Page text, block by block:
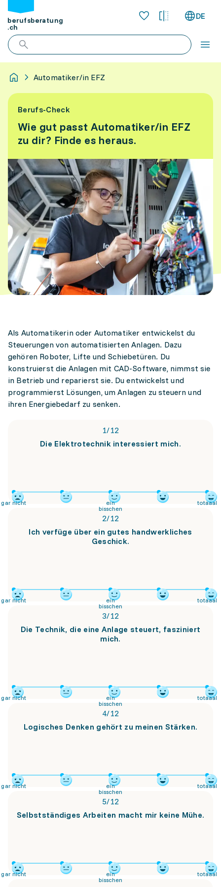
berufsberatung
.ch
DE
Automatiker/in EFZ
Berufs-Check
Wie gut passt Automatiker/in EFZ
zu dir? Finde es heraus.
Als Automatikerin oder Automatiker entwickelst du
Steuerungen von automatisierten Anlagen. Dazu
gehören Roboter, Lifte und Schiebetüren. Du
konstruierst die Anlagen mit CAD-Software, nimmst sie
in Betrieb und reparierst sie. Du entwickelst und
programmierst Lösungen, um Anlagen zu steuern und
ihren Energiebedarf zu senken.
1/12
Die Elektrotechnik interessiert mich.
gar nicht
ein
bisschen
totaaal
2/12
Ich verfüge über ein gutes handwerkliches
Geschick.
gar nicht
ein
bisschen
totaaal
3/12
Die Technik, die eine Anlage steuert, fasziniert
mich.
gar nicht
ein
bisschen
totaaal
4/12
Logisches Denken gehört zu meinen Stärken.
gar nicht
ein
bisschen
totaaal
5/12
Selbstständiges Arbeiten macht mir keine Mühe.
gar nicht
ein
bisschen
totaaal